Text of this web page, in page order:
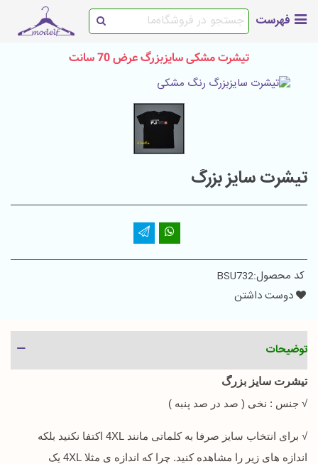
فهرست
تیشرت مشکی سایزبزرگ عرض 70 سانت
تیشرت سایز بزرگ
کد محصول:BSU732
دوست داشتن
توضیحات
تیشرت سایز بزرگ
√ جنس : نخی ( صد در صد پنبه )
√ برای انتخاب سایز صرفا به کلماتی مانند 4XL اکتفا نکنید بلکه
اندازه های زیر را مشاهده کنید. چرا که اندازه ی مثلا 4XL یک